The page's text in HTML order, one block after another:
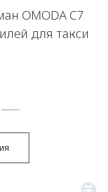
OMODA C7
для такси